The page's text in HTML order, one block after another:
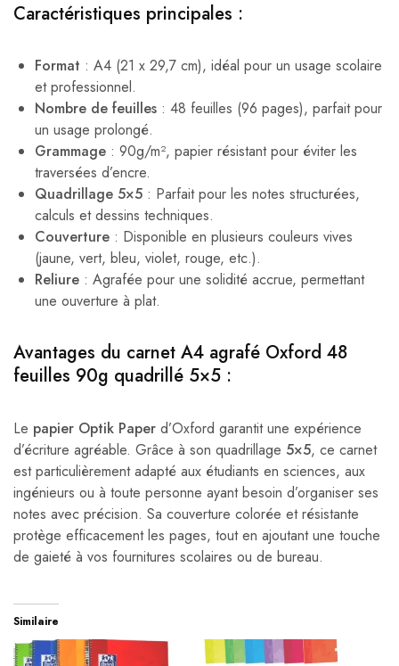
Caractéristiques principales :
Format : A4 (21 x 29,7 cm), idéal pour un usage scolaire
et professionnel.
Nombre de feuilles : 48 feuilles (96 pages), parfait pour
un usage prolongé.
Grammage : 90g/m², papier résistant pour éviter les
traversées d’encre.
Quadrillage 5×5 : Parfait pour les notes structurées,
calculs et dessins techniques.
Couverture : Disponible en plusieurs couleurs vives
(jaune, vert, bleu, violet, rouge, etc.).
Reliure : Agrafée pour une solidité accrue, permettant
une ouverture à plat.
Avantages du carnet A4 agrafé Oxford 48
feuilles 90g quadrillé 5×5 :
Le papier Optik Paper d’Oxford garantit une expérience
d’écriture agréable. Grâce à son quadrillage 5×5, ce carnet
est particulièrement adapté aux étudiants en sciences, aux
ingénieurs ou à toute personne ayant besoin d’organiser ses
notes avec précision. Sa couverture colorée et résistante
protège efficacement les pages, tout en ajoutant une touche
de gaieté à vos fournitures scolaires ou de bureau.
Similaire